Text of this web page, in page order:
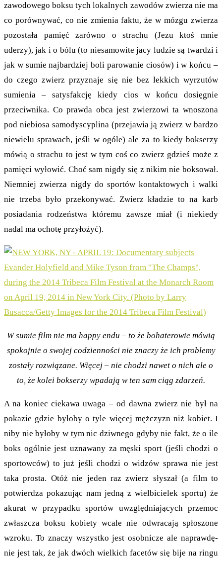
zawodowego boksu tych lokalnych zawodów zwierza nie ma
co porównywać, co nie zmienia faktu, że w mózgu zwierza
pozostała pamięć zarówno o strachu (Jezu ktoś mnie
uderzy), jak i o bólu (to niesamowite jacy ludzie są twardzi i
jak w sumie najbardziej boli parowanie ciosów) i w końcu –
do czego zwierz przyznaje się nie bez lekkich wyrzutów
sumienia – satysfakcję kiedy cios w końcu dosięgnie
przeciwnika. Co prawda obca jest zwierzowi ta wnoszona
pod niebiosa samodyscyplina (przejawia ją zwierz w bardzo
niewielu sprawach, jeśli w ogóle) ale za to kiedy bokserzy
mówią o strachu to jest w tym coś co zwierz gdzieś może z
pamięci wyłowić. Choć sam nigdy się z nikim nie boksował.
Niemniej zwierza nigdy do sportów kontaktowych i walki
nie trzeba było przekonywać. Zwierz kładzie to na karb
posiadania rodzeństwa któremu zawsze miał (i niekiedy
nadal ma ochotę przyłożyć).
W sumie film nie ma happy endu – to że bohaterowie mówią
spokojnie o swojej codzienności nie znaczy że ich problemy
zostały rozwiązane. Więcej – nie chodzi nawet o nich ale o
to, że kolei bokserzy wpadają w ten sam ciąg zdarzeń.
A na koniec ciekawa uwaga – od dawna zwierz nie był na
pokazie gdzie byłoby o tyle więcej mężczyzn niż kobiet. I
niby nie byłoby w tym nic dziwnego gdyby nie fakt, że o ile
boks ogólnie jest uznawany za męski sport (jeśli chodzi o
sportowców) to już jeśli chodzi o widzów sprawa nie jest
taka prosta. Otóż nie jeden raz zwierz słyszał (a film to
potwierdza pokazując nam jedną z wielbicielek sportu) że
akurat w przypadku sportów uwzględniających przemoc
zwłaszcza boksu kobiety wcale nie odwracają spłoszone
wzroku. To znaczy wszystko jest osobnicze ale naprawdę-
nie jest tak, że jak dwóch wielkich facetów się bije na ringu